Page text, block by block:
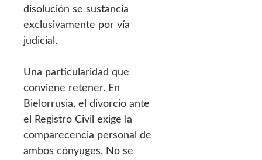
disolución se sustancia
exclusivamente por vía
judicial.
Una particularidad que
conviene retener. En
Bielorrusia, el divorcio ante
el Registro Civil exige la
comparecencia personal de
ambos cónyuges. No se